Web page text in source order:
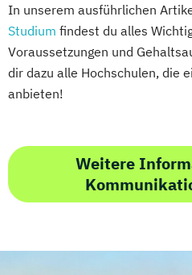
In unserem ausführlichen
Studium findest du alles
Voraussetzungen und
dir dazu alle Hochschulen, die
anbieten!
Weitere